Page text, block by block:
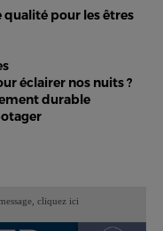
qualité pour les êtres
éclairer nos nuits ?
durable
cliquez ici